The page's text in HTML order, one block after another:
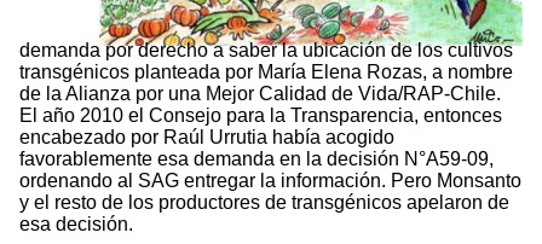
demanda por derecho a saber la ubicación de los cultivos
transgénicos planteada por María Elena Rozas, a nombre
de la Alianza por una Mejor Calidad de Vida/RAP-Chile.
El año 2010 el Consejo para la Transparencia, entonces
encabezado por Raúl Urrutia había acogido
favorablemente esa demanda en la decisión N°A59-09,
ordenando al SAG entregar la información. Pero Monsanto
y el resto de los productores de transgénicos apelaron de
esa decisión.